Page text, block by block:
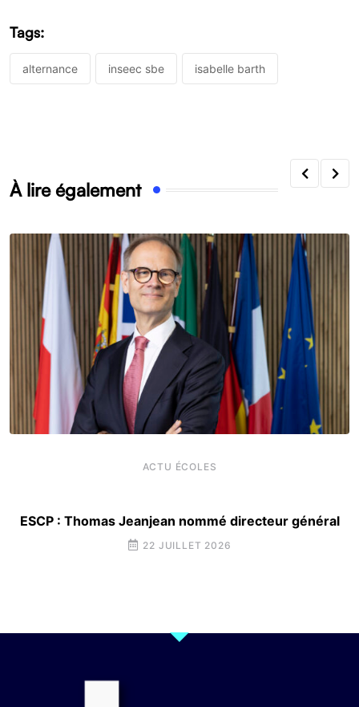
Tags:
alternance inseec sbe isabelle barth
À lire également
ACTU ÉCOLES
ESCP : Thomas Jeanjean nommé directeur général
22 JUILLET 2026